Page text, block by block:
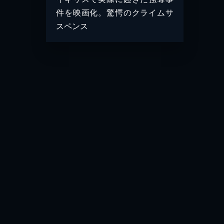
件を映画化。驚愕のクライムサ
スペンス